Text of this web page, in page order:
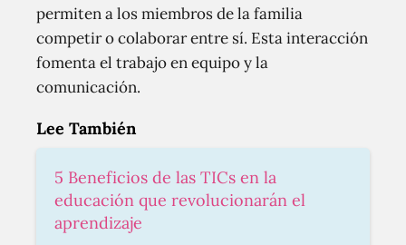
permiten a los miembros de la familia
competir o colaborar entre sí. Esta interacción
fomenta el trabajo en equipo y la
comunicación.
Lee También
5 Beneficios de las TICs en la
educación que revolucionarán el
aprendizaje